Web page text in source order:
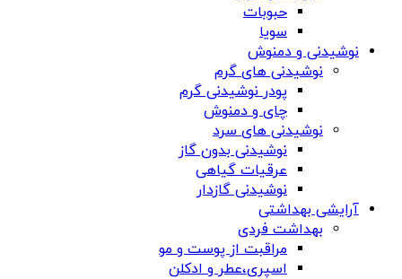
حبوبات
سویا
نوشیدنی و دمنوش
نوشیدنی های گرم
پودر نوشیدنی گرم
چای و دمنوش
نوشیدنی های سرد
نوشیدنی بدون گاز
عرقیات گیاهی
نوشیدنی گازدار
آرایشی بهداشتی
بهداشت فردی
مراقبت از پوست و مو
اسپری،عطر و ادکلن